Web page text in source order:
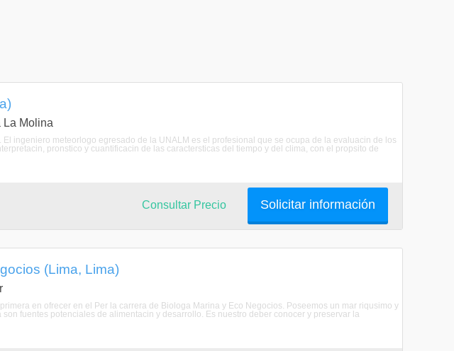
La Molina
ingeniero meteorlogo egresado de la UNALM es el profesional que se ocupa de la evaluacin de los
pronstico y cuantificacin de las caractersticas del tiempo y del clima, con el propsito de
Solicitar información
Consultar Precio
(Lima, Lima)
en ofrecer en el Per la carrera de Biologa Marina y Eco Negocios. Poseemos un mar riqusimo y
son fuentes potenciales de alimentacin y desarrollo. Es nuestro deber conocer y preservar la